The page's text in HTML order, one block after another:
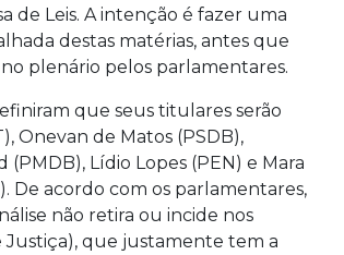
de Leis. A intenção é fazer uma
destas matérias, antes que
plenário pelos parlamentares.
que seus titulares serão
Onevan de Matos (PSDB),
(PMDB), Lídio Lopes (PEN) e Mara
De acordo com os parlamentares,
não retira ou incide nos
Justiça), que justamente tem a